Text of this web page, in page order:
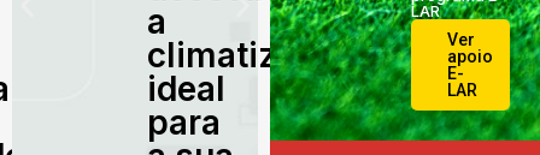
a
climatização
ideal
para
LAR
Ver
apoio
E-
LAR